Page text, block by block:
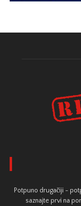
Potpuno drugačiji -
saznajte prvi na